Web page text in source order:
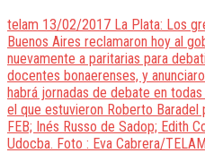
telam 13/02/2017 La Plata: Los
Buenos Aires reclamaron hoy al
nuevamente a paritarias para
docentes bonaerenses, y
habrá jornadas de debate en
el que estuvieron Roberto
FEB; Inés Russo de Sadop; Edith
Udocba. Foto : Eva Cabrera/